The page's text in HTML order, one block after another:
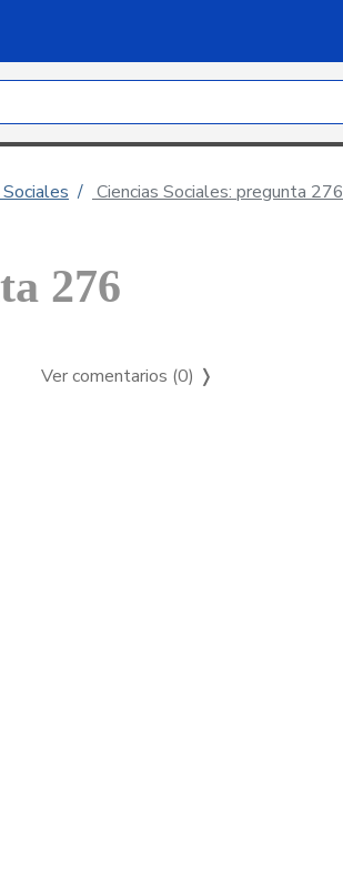
Ciencias Sociales: pregunta 276
276
Ver comentarios (0) ❭